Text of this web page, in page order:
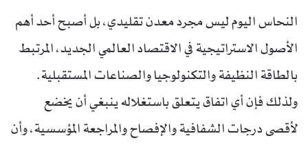
النحاس اليوم ليس مجرد معدن تقليدي، بل أصبح أحد أهم
الأصول الاستراتيجية في الاقتصاد العالمي الجديد، المرتبط
بالطاقة النظيفة والتكنولوجيا والصناعات المستقبلية.
ولذلك فإن أي اتفاق يتعلق باستغلاله ينبغي أن يخضع
لأقصى درجات الشفافية والإفصاح والمراجعة المؤسسية، وأن